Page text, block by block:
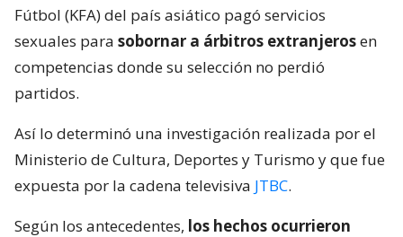
Fútbol (KFA) del país asiático pagó servicios
sexuales para sobornar a árbitros extranjerosen
competencias donde su selección no perdió
partidos.
Así lo determinó una investigación realizada por el
Ministerio de Cultura, Deportes y Turismo y que fue
expuesta por la cadena televisiva JTBC.
Según los antecedentes, los hechos ocurrieron